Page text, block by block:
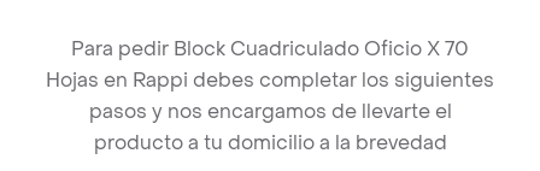
Para pedir Block Cuadriculado Oficio X 70
Hojas en Rappi debes completar los siguientes
pasos y nos encargamos de llevarte el
producto a tu domicilio a la brevedad